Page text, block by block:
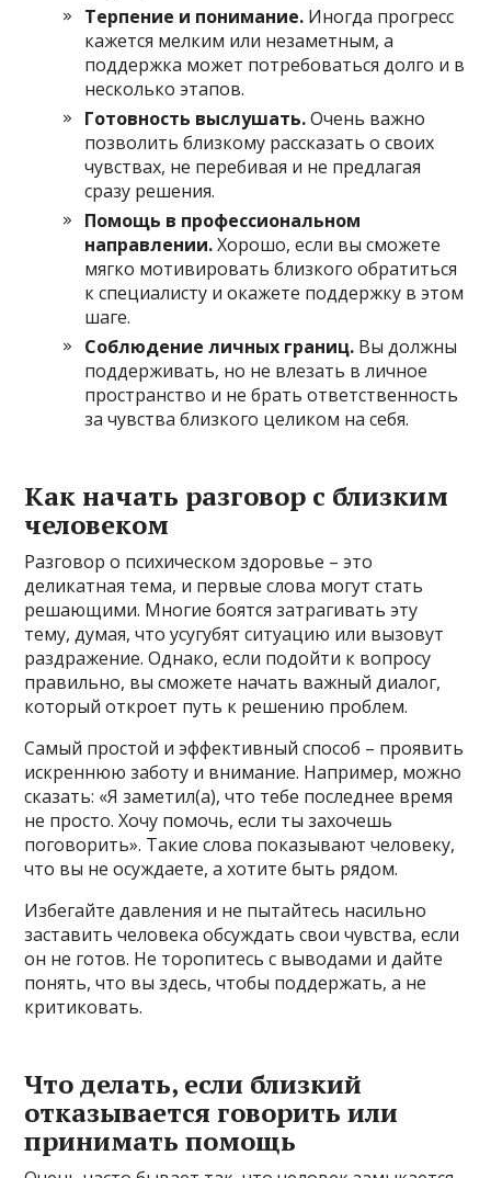
Терпение и понимание. Иногда прогресс
кажется мелким или незаметным, а
поддержка может потребоваться долго и в
несколько этапов.
Готовность выслушать.Очень важно
позволить близкому рассказать о своих
чувствах, не перебивая и не предлагая
сразу решения.
Помощь в профессиональном
направлении.Хорошо, если вы сможете
мягко мотивировать близкого обратиться
к специалисту и окажете поддержку в этом
шаге.
Соблюдение личных границ. Вы должны
поддерживать, но не влезать в личное
пространство и не брать ответственность
за чувства близкого целиком на себя.
Как начать разговор с близким
человеком
Разговор о психическом здоровье – это
деликатная тема, и первые слова могут стать
решающими. Многие боятся затрагивать эту
тему, думая, что усугубят ситуацию или вызовут
раздражение. Однако, если подойти к вопросу
правильно, вы сможете начать важный диалог,
который откроет путь к решению проблем.
Самый простой и эффективный способ – проявить
искреннюю заботу и внимание. Например, можно
сказать: «Я заметил(а), что тебе последнее время
не просто. Хочу помочь, если ты захочешь
поговорить». Такие слова показывают человеку,
что вы не осуждаете, а хотите быть рядом.
Избегайте давления и не пытайтесь насильно
заставить человека обсуждать свои чувства, если
он не готов. Не торопитесь с выводами и дайте
понять, что вы здесь, чтобы поддержать, а не
критиковать.
Что делать, если близкий
отказывается говорить или
принимать помощь